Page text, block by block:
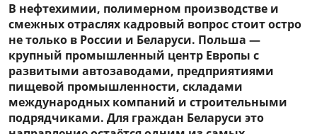
В нефтехимии, полимерном производстве и
смежных отраслях кадровый вопрос стоит остро
не только в России и Беларуси. Польша —
крупный промышленный центр Европы с
развитыми автозаводами, предприятиями
пищевой промышленности, складами
международных компаний и строительными
подрядчиками. Для граждан Беларуси это